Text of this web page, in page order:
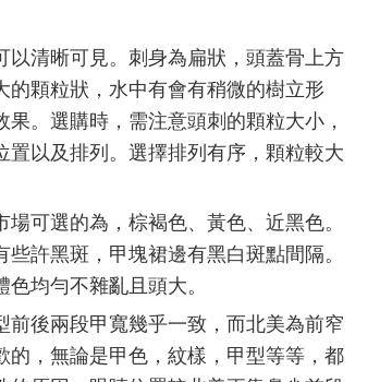
清晰可見。刺身為扁狀，頭蓋骨上方
顆粒狀，水中有會有稍微的樹立形
。選購時，需注意頭刺的顆粒大小，
置以及排列。選擇排列有序，顆粒較大
可選的為，棕褐色、黃色、近黑色。
許黑斑，甲塊裙邊有黑白斑點間隔。
均勻不雜亂且頭大。
後兩段甲寬幾乎一致，而北美為前窄
，無論是甲色，紋樣，甲型等等，都